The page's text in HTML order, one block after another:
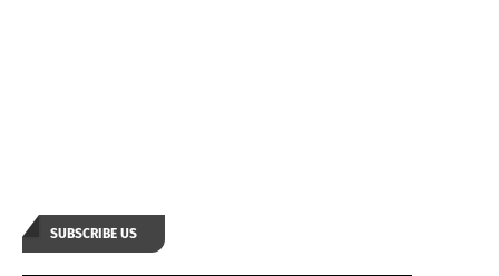
SUBSCRIBE US